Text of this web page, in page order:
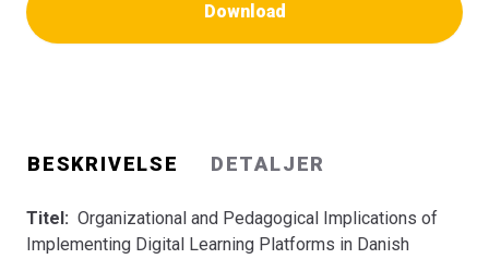
Download
BESKRIVELSE DETALJER
Titel: Organizational and Pedagogical Implications of
Implementing Digital Learning Platforms in Danish